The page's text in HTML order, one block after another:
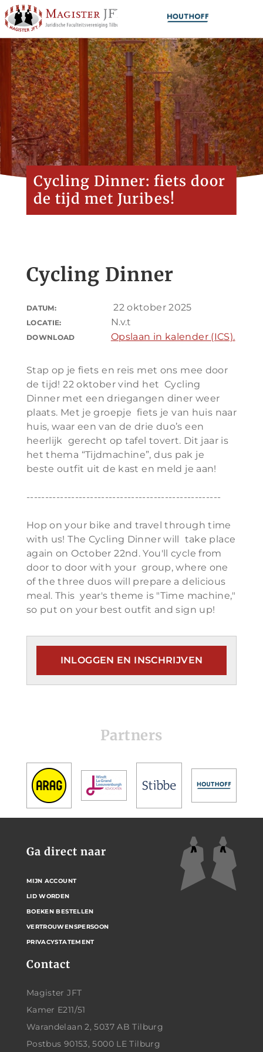
Cycling Dinner: fiets door
de tijd met Juribes!
Cycling Dinner
DATUM: 22 oktober 2025
LOCATIE: N.v.t
DOWNLOAD Opslaan in kalender (ICS).
Stap op je fiets en reis met ons mee door
de tijd! 22 oktober vind het Cycling
Dinner met een driegangen diner weer
plaats. Met je groepje fiets je van huis naar
huis, waar een van de drie duo’s een
heerlijk gerecht op tafel tovert. Dit jaar is
het thema “Tijdmachine”, dus pak je
beste outfit uit de kast en meld je aan!
----------------------------------------------------
Hop on your bike and travel through time
with us! The Cycling Dinner will take place
again on October 22nd. You'll cycle from
door to door with your group, where one
of the three duos will prepare a delicious
meal. This year's theme is "Time machine,"
so put on your best outfit and sign up!
INLOGGEN EN INSCHRIJVEN
Partners
Contact
Magister JFT
Kamer E211/51
Warandelaan 2, 5037 AB Tilburg
Postbus 90153, 5000 LE Tilburg
Ga direct naar
MIJN ACCOUNT
LID WORDEN
BOEKEN BESTELLEN
VERTROUWENSPERSOON
PRIVACYSTATEMENT